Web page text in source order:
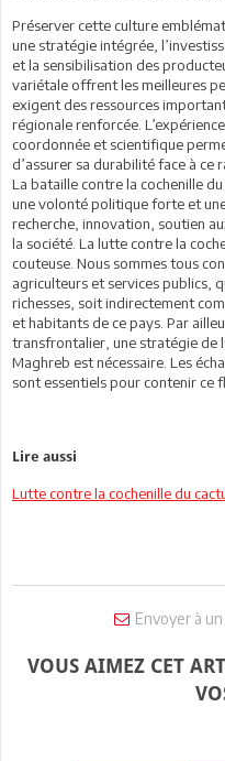
Préserver cette culture
une stratégie intégrée,
et la sensibilisation des
variétale offrent les meilleures
exigent des ressources
régionale renforcée.
coordonnée et scientifique
d’assurer sa durabilité face à ce
La bataille contre la cochenille
une volonté politique forte et
recherche, innovation, soutien
la société. La lutte contre la
couteuse. Nous sommes tous
agriculteurs et services publics,
richesses, soit indirectement
et habitants de ce pays. Par
transfrontalier, une stratégie de
Maghreb est nécessaire. Les
sont essentiels pour contenir ce
Lire aussi
Lutte contre la cochenille du
Envoyer à un
VOUS AIMEZ CET